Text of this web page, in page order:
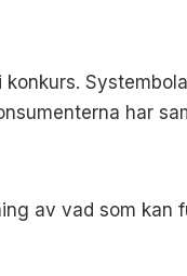
har
av vad som kan